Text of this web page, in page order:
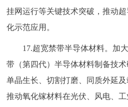
挂网运行等关键技术突破，推动
化示范应用。
17.超宽禁带半导体材料。加大
带（第四代）半导体材料制备技
单晶生长、切割打磨、同质外延及
推动氧化镓材料在光伏、风电、